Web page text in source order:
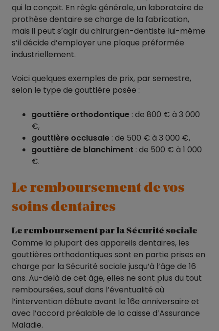
qui la conçoit. En règle générale, un laboratoire de
prothèse dentaire se charge de la fabrication,
mais il peut s’agir du chirurgien-dentiste lui-même
s’il décide d’employer une plaque préformée
industriellement.
Voici quelques exemples de prix, par semestre,
selon le type de gouttière posée :
gouttière orthodontique : de 800 € à 3 000
€,
gouttière occlusale : de 500 € à 3 000 €,
gouttière de blanchiment : de 500 € à 1 000
€.
Le remboursement de vos
soins dentaires
Le remboursement par la Sécurité sociale
Comme la plupart des appareils dentaires, les
gouttières orthodontiques sont en partie prises en
charge par la Sécurité sociale jusqu’à l’âge de 16
ans. Au-delà de cet âge, elles ne sont plus du tout
remboursées, sauf dans l’éventualité où
l’intervention débute avant le 16e anniversaire et
avec l’accord préalable de la caisse d’Assurance
Maladie.